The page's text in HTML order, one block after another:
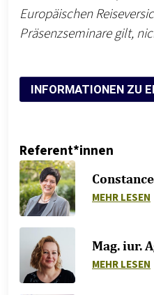
Europäischen
Präsenzseminare gilt,
INFORMATIONEN ZU
Referent*innen
MEHR LESEN
Mag. iur.
MEHR LESEN